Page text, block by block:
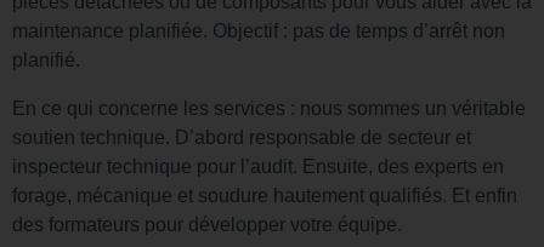
maintenance planifiée. Objectif : pas de temps d’arrêt non
planifié.
En ce qui concerne les services : nous sommes un véritable
soutien technique. D’abord responsable de secteur et
inspecteur technique pour l’audit. Ensuite, des experts en
forage, mécanique et soudure hautement qualifiés. Et enfin
des formateurs pour développer votre équipe.